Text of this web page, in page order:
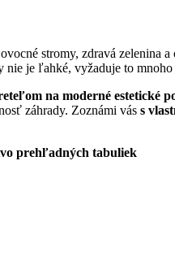
stromy, zdravá
je ľahké, vyžaduje to
na moderné estetické
záhrady. Zoznámi vás s
prehľadných tabuliek